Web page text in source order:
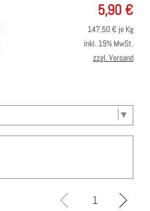
5,90 €
147,50€ je Kg
inkl. 19% MwSt.
zzgl. Versand